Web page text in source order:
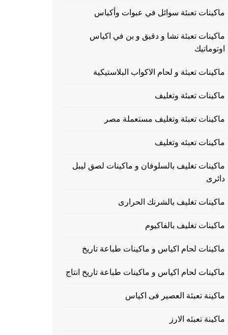
ماكينات تعبئة سوائل في عبوات وأكياس
ماكينات تعبئة نشا و دقيق و بن في اكياس
اوتوماتيك
ماكينات تعبئة و لحام الاكواب البلاستيكية
ماكينات تعبئة وتغليف
ماكينات تعبئة وتغليف مستعملة مصر
ماكينات تعبئه وتغليف
ماكينات تغليف بالسلوفان و ماكينات لصق ليبل
دائرى
ماكينات تغليف بالشرنك الحرارى
ماكينات تغليف بالفاكيوم
ماكينات لحام اكياس و ماكينات طباعة تاريخ
ماكينات لحام اكياس و ماكينات طباعة تاريخ انتاج
ماكينة تعبئة العصير فى اكياس
ماكينة تعبئه الارز